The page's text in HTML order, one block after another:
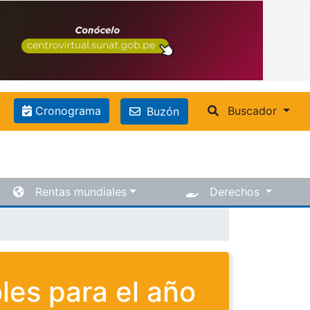
Cronograma Buzón Buscador
Rentas mundiales Derechos
para el año